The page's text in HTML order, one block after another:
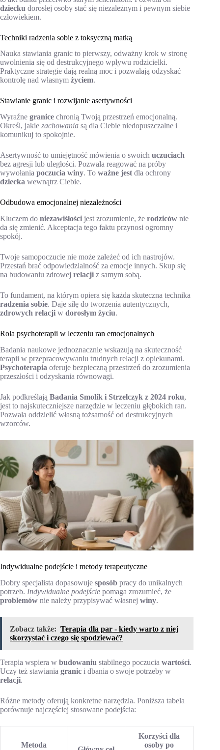
dziecku dorosłej osoby stać się niezależnym i pewnym siebie
człowiekiem.
Techniki radzenia sobie z toksyczną matką
Nauka stawiania granic to pierwszy, odważny krok w stronę
uwolnienia się od destrukcyjnego wpływu rodzicielki.
Praktyczne strategie dają realną moc i pozwalają odzyskać
kontrolę nad własnym życiem.
Stawianie granic i rozwijanie asertywności
Wyraźne granice chronią Twoją przestrzeń emocjonalną.
Określ, jakie zachowania są dla Ciebie niedopuszczalne i
komunikuj to spokojnie.
Asertywność to umiejętność mówienia o swoich uczuciach
bez agresji lub uległości. Pozwala reagować na próby
wywołania poczucia winy. To ważne jest dla ochrony
dziecka wewnątrz Ciebie.
Odbudowa emocjonalnej niezależności
Kluczem do niezawiśłości jest zrozumienie, że rodziców nie
da się zmienić. Akceptacja tego faktu przynosi ogromny
spokój.
Twoje samopoczucie nie może zależeć od ich nastrojów.
Przestań brać odpowiedzialność za emocje innych. Skup się
na budowaniu zdrowej relacji z samym sobą.
To fundament, na którym opiera się każda skuteczna technika
radzenia sobie. Daje siłę do tworzenia autentycznych,
zdrowych relacji w dorosłym życiu.
Rola psychoterapii w leczeniu ran emocjonalnych
Badania naukowe jednoznacznie wskazują na skuteczność
terapii w przepracowywaniu trudnych relacji z opiekunami.
Psychoterapia oferuje bezpieczną przestrzeń do zrozumienia
przeszłości i odzyskania równowagi.
Jak podkreślają Badania Smolik i Strzelczyk z 2024 roku,
jest to najskuteczniejsze narzędzie w leczeniu głębokich ran.
Pozwala oddzielić własną tożsamość od destrukcyjnych
wzorców.
Indywidualne podejście i metody terapeutyczne
Dobry specjalista dopasowuje sposób pracy do unikalnych
potrzeb. Indywidualne podejście pomaga zrozumieć, że
problemów nie należy przypisywać własnej winy.
Zobacz także: Terapia dla par - kiedy warto z niej
skorzystać i czego się spodziewać?
Terapia wspiera w budowaniu stabilnego poczucia wartości.
Uczy też stawiania granic i dbania o swoje potrzeby w
relacji.
Różne metody oferują konkretne narzędzia. Poniższa tabela
porównuje najczęściej stosowane podejścia:
Metoda
Korzyści dla
osoby po